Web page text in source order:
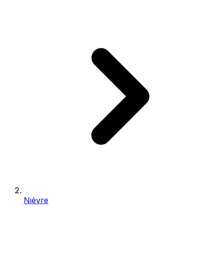
Nièvre